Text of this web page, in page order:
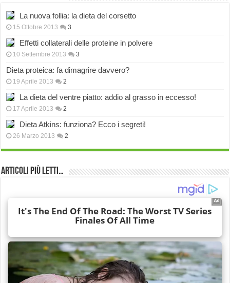
La nuova follia: la dieta del corsetto
15 Ottobre 2013 3
Effetti collaterali delle proteine in polvere
10 Settembre 2013 3
Dieta proteica: fa dimagrire davvero?
19 Aprile 2013 2
La dieta del ventre piatto: addio al grasso in eccesso!
17 Aprile 2013 2
Dieta Atkins: funziona? Ecco i segreti!
26 Marzo 2013 2
Articoli più Letti…